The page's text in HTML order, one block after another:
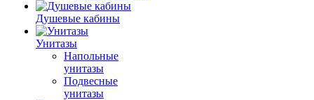
Душевые кабины
Унитазы
Напольные
унитазы
Подвесные
унитазы